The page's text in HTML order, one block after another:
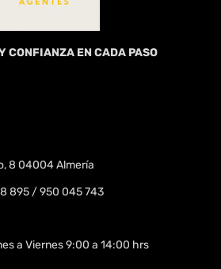
CONFIANZA EN CADA PASO
8 04004 Almería
895 / 950 045 743
a Viernes 9:00 a 14:00 hrs